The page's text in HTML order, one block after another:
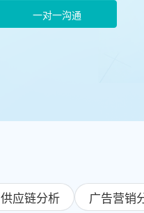
一对一沟通
供应链分析 广告营销